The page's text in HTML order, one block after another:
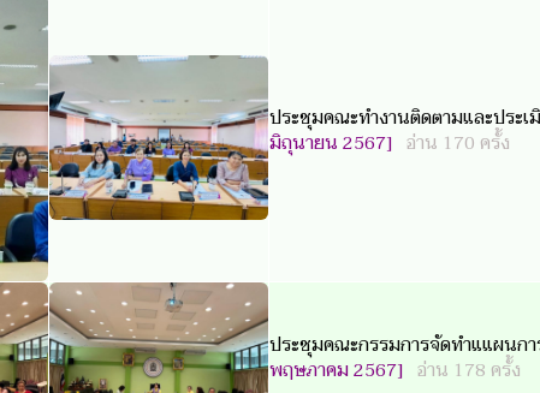
ประชุมคณะทำงานติดตามและประเ
มิถุนายน 2567] อ่าน 170 ครั้ง
ประชุมคณะกรรมการจัดทำแแผนก
พฤษภาคม 2567] อ่าน 178 ครั้ง